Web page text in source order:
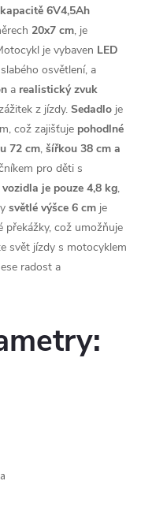
6V4,5Ah
20x7 cm, je
je vybaven LED
osvětlení, a
a realistický zvuk
z jízdy. Sedadlo je
což zajišťuje pohodlné
72 cm, šířkou 38 cm a
pro děti s
je pouze 4,8 kg,
světlé výšce 6 cm je
což umožňuje
svět jízdy s motocyklem
radost a